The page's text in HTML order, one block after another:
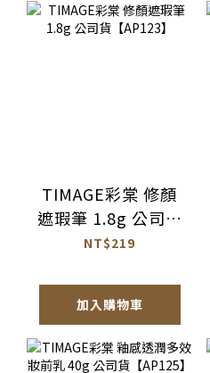
TIMAGE彩棠 修顏
遮瑕筆 1.8g 公司貨
【AP123】
NT$219
加入購物車